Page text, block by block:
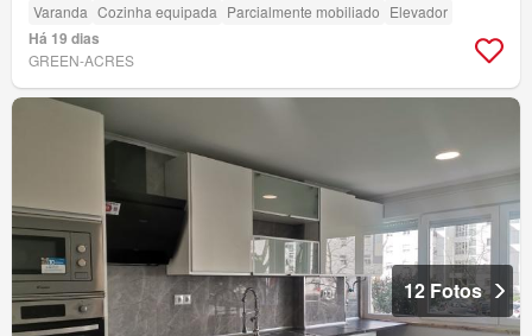
Varanda Cozinha equipada Parcialmente mobiliado Elevador
Há 19 dias
GREEN-ACRES
12 Fotos